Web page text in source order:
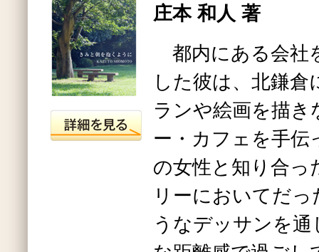
庄本 和人 著
都内にある会社
した彼は、北鎌倉
ランや絵画を描
ー・カフェを手伝
の女性と知り合っ
リーにおいてだ
うなデッサンを